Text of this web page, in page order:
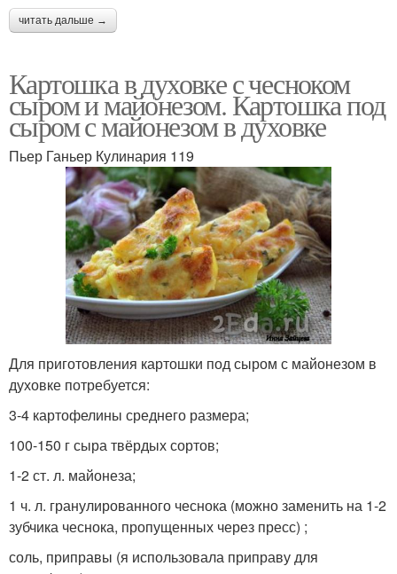
читать дальше →
Картошка в духовке с чесноком
сыром и майонезом. Картошка под
сыром с майонезом в духовке
Пьер Ганьер Кулинария 119
Для приготовления картошки под сыром с майонезом в
духовке потребуется:
3-4 картофелины среднего размера;
100-150 г сыра твёрдых сортов;
1-2 ст. л. майонеза;
1 ч. л. гранулированного чеснока (можно заменить на 1-2
зубчика чеснока, пропущенных через пресс) ;
соль, приправы (я использовала приправу для